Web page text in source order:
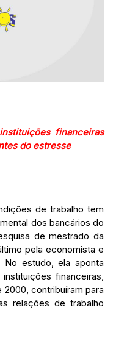
financeiras
do estresse
de trabalho tem
dos bancários do
de mestrado da
pela economista e
No estudo, ela aponta
financeiras,
contribuíram para
relações de trabalho